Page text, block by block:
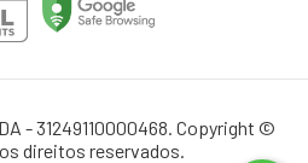
- 31249110000468. Copyright ©
direitos reservados.